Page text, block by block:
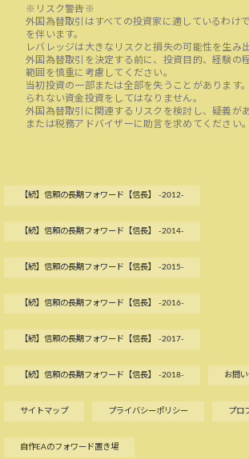
※リスク警告※
外国為替取引はすべての投資家に適しているわけ
を伴います。
レバレッジは大きなリスクと損失の可能性を生み
外国為替取引を決定する前に、投資目的、経験の
範囲を慎重に考慮してください。
当初投資の一部または全部を失うことがあります
られない資金投資をしてはなりません。
外国為替取引に関連するリスクを検討し、疑義が
または税務アドバイザーに助言を求めてください。
【続】信頼の長期フォワード【信長】 -2012-
【続】信頼の長期フォワード【信長】 -2014-
【続】信頼の長期フォワード【信長】 -2015-
【続】信頼の長期フォワード【信長】 -2016-
【続】信頼の長期フォワード【信長】 -2017-
【続】信頼の長期フォワード【信長】 -2018- お問
サイトマップ プライバシーポリシー プロ
自作EAのフォワード置き場